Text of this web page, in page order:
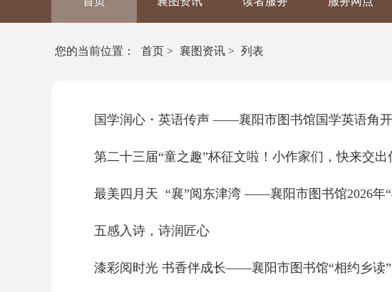
您的当前位置： 首页 > 襄图资讯 > 列表
国学润心・英语传声 ——襄阳市图书馆国学英语角
第二十三届“童之趣”杯征文啦！小作家们，快来交出
最美四月天 “襄”阅东津湾 ——襄阳市图书馆2026年
五感入诗，诗润匠心
漆彩阅时光 书香伴成长——襄阳市图书馆“相约乡读